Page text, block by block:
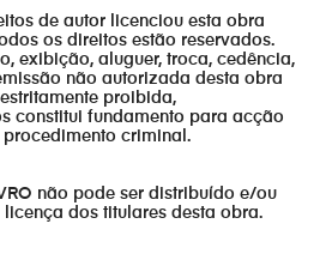
de autor licenciou esta obra
os direitos estão reservados.
exibição, aluguer, troca, cedência,
não autorizada desta obra
proibida,
constitui fundamento para acção
criminal.
não pode ser distribuído e/ou
dos titulares desta obra.